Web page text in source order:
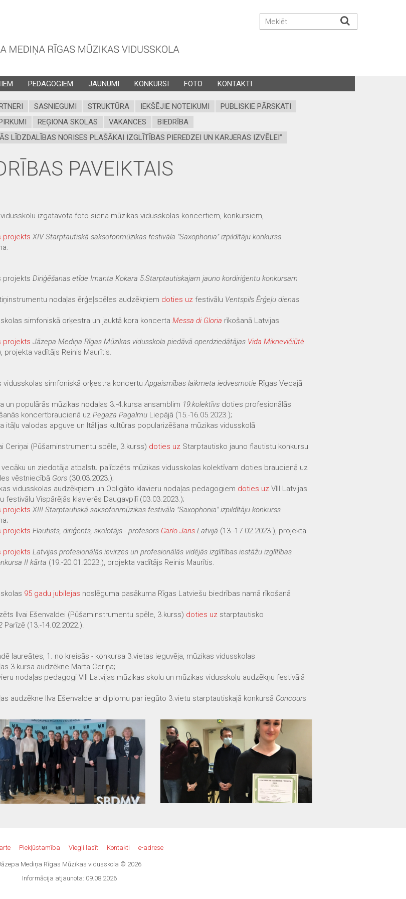
PEDAGOGIEM JAUNUMI KONKURSI FOTO KONTAKTI
SASNIEGUMI STRUKTŪRA IEKŠĒJIE NOTEIKUMI
PUBLISKIE PĀRSKATI
REĢIONA SKOLAS VAKANCES
BIEDRĪBA
LĪDZDALĪBAS NORISES PLAŠĀKAI IZGLĪTĪBAS PIEREDZEI UN KARJERAS IZVĒLEI”
PAVEIKTAIS
izgatavota foto siena mūzikas vidusskolas koncertiem, konkursiem,
projekts XIV Starptautiskā saksofonmūzikas festivāla "Saxophonia" izpildītāju konkurss
projekts Diriģēšanas etīde Imanta Kokara 5.Starptautiskajam jauno kordiriģentu konkursam
nodaļas ērģeļspēles audzēkņiem doties uz festivālu Ventspils Ērģeļu dienas
simfoniskā orķestra un jauktā kora koncerta Messa di Gloria rīkošanā Latvijas
projekts Jāzepa Mediņa Rīgas Mūzikas vidusskola piedāvā operdziedātājas Vida Miknevičiūtė
projekta vadītājs Reinis Maurītis.
vidusskolas simfoniskā orķestra koncertuApgaismības laikmeta iedvesmotie Rīgas Vecajā
populārās mūzikas nodaļas 3.-4.kursa ansamblim 19.kolektīvs doties profesionālās
koncertbraucienā uz Pegaza Pagalmu Liepājā (15.-16.05.2023.);
itāļu valodas apguve un Itālijas kultūras popularizēšana mūzikas vidusskolā
(Pūšaminstrumentu spēle, 3.kurss) doties uz Starptautisko jauno flautistu konkursu
un ziedotāja atbalstu palīdzēts mūzikas vidusskolas kolektīvam doties braucienā uz
vēstniecībā Gors (30.03.2023.);
vidusskolas audzēkņiem un Obligāto klavieru nodaļas pedagogiem doties uz VIII Latvijas
Vispārējās klavierēs Daugavpilī (03.03.2023.);
projekts XIII Starptautiskā saksofonmūzikas festivāla "Saxophonia" izpildītāju konkurss
projekts Flautists, diriģents, skolotājs - profesors Carlo Jans Latvijā (13.-17.02.2023.), projekta
projekts Latvijas profesionālās ievirzes un profesionālās vidējās izglītības iestāžu izglītības
II kārta (19.-20.01.2023.), projekta vadītājs Reinis Maurītis.
95 gadu jubilejas noslēguma pasākuma Rīgas Latviešu biedrības namā rīkošanā
Ilvai Ešenvaldei (Pūšaminstrumentu spēle, 3.kurss) doties uz starptautisko
Parīzē (13.-14.02.2022.).
laureātes, 1. no kreisās - konkursa 3.vietas ieguvēja, mūzikas vidusskolas
3.kursa audzēkne Marta Ceriņa;
nodaļas pedagogi VIII Latvijas mūzikas skolu un mūzikas vidusskolu audzēkņu festivālā
audzēkne Ilva Ešenvalde ar diplomu par iegūto 3.vietu starptautiskajā konkursā Concours
Piekļūstamība Viegli lasīt Kontakti e-adrese
Mediņa Rīgas Mūzikas vidusskola © 2026
Informācija atjaunota: 09.08.2026